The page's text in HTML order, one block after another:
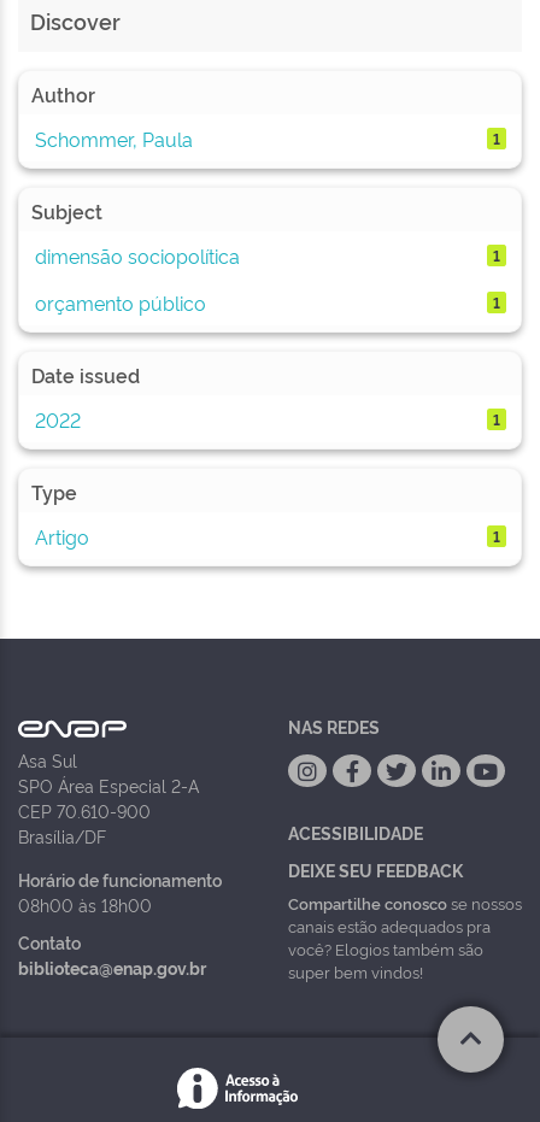
Discover
Author
Schommer, Paula
1
Subject
dimensão sociopolítica
1
orçamento público 1
Date issued
2022
1
Type
Artigo
1
Asa Sul
SPO Área Especial 2-A
CEP 70.610-900
Brasília/DF
Horário de funcionamento
08h00 às 18h00
Contato
biblioteca@enap.gov.br
NAS REDES
ACESSIBILIDADE
DEIXE SEU FEEDBACK
Compartilhe conoscose nossos
canais estão adequados pra
você? Elogios também são
super bem vindos!